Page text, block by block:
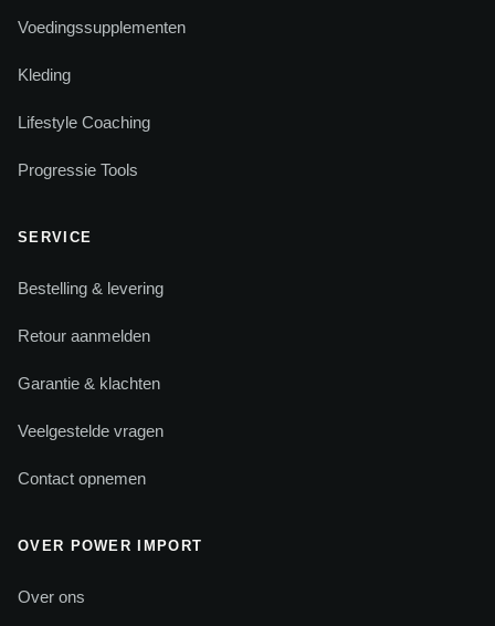
Voedingssupplementen
Kleding
Lifestyle Coaching
Progressie Tools
SERVICE
Bestelling & levering
Retour aanmelden
Garantie & klachten
Veelgestelde vragen
Contact opnemen
OVER POWER IMPORT
Over ons